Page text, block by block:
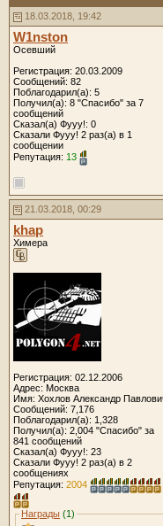
18.03.2018, 19:42
W1nston
Осевший
Регистрация: 20.03.2009
Сообщений: 82
Поблагодарил(а): 5
Получил(а): 8 "Спасибо" за 7
сообщений
Сказал(а) Фууу!: 0
Сказали Фууу! 2 раз(а) в 1
сообщении
Репутация: 13
21.03.2018, 00:29
khap
Химера
Регистрация: 02.12.2006
Адрес: Москва
Имя: Хохлов Александр
Сообщений: 7,176
Поблагодарил(а): 1,328
Получил(а): 2,004 "Спасибо" за
841 сообщений
Сказал(а) Фууу!: 23
Сказали Фууу! 2 раз(а) в 2
сообщениях
Репутация: 2004
Награды (1)